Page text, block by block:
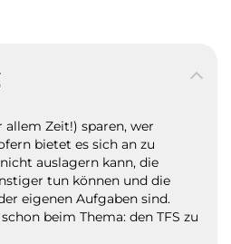
Zeit!) sparen, wer
bietet es sich an zu
auslagern kann, die
tun können und die
eigenen Aufgaben sind.
beim Thema: den TFS zu